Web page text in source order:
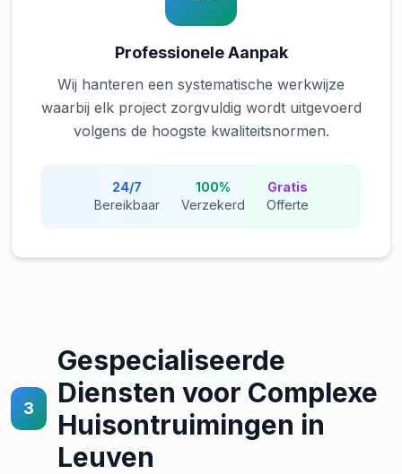
Professionele Aanpak
Wij hanteren een systematische werkwijze
waarbij elk project zorgvuldig wordt uitgevoerd
volgens de hoogste kwaliteitsnormen.
24/7
Bereikbaar
100%
Verzekerd
Gratis
Offerte
3
Gespecialiseerde
Diensten voor Complexe
Huisontruimingen in
Leuven